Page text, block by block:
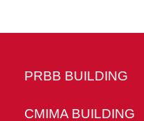
PRBB BUILDING
CMIMA BUILDING